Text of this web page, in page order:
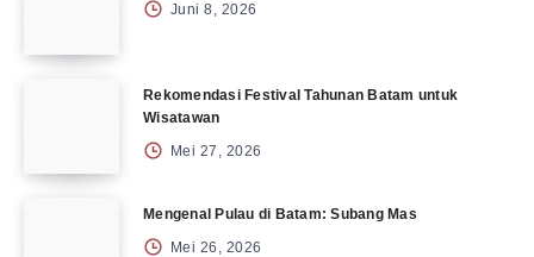
Juni 8, 2026
Rekomendasi Festival Tahunan Batam untuk
Wisatawan
Mei 27, 2026
Mengenal Pulau di Batam: Subang Mas
Mei 26, 2026